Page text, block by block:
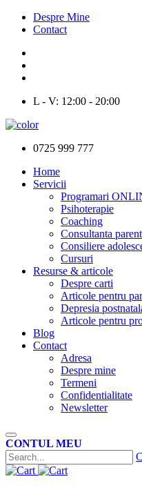
Despre Mine
Contact
L - V: 12:00 - 20:00
0725 999 777
Home
Servicii
Programari
Psihoterapie
Coaching
Consultanta
Consiliere
Cursuri
Resurse & articole
Despre carti
Articole pentru
Depresia
Articole pentru
Blog
Contact
Adresa
Despre mine
Termeni
Confidentialitate
Newsletter
CONTUL MEU